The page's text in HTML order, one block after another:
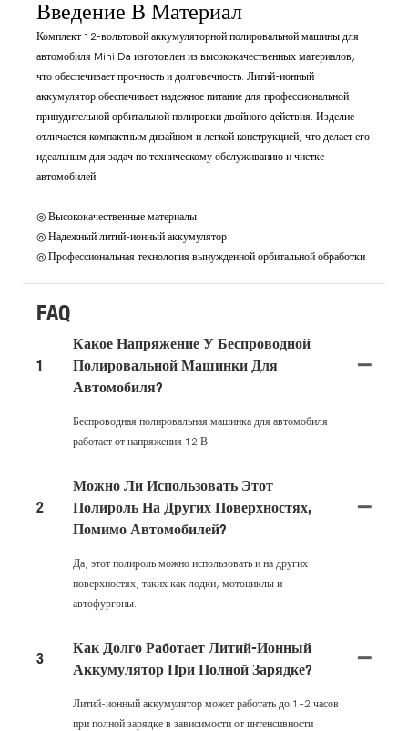
Введение В Материал
Комплект 12-вольтовой аккумуляторной полировальной машины для
автомобиля Mini Da изготовлен из высококачественных материалов,
что обеспечивает прочность и долговечность. Литий-ионный
аккумулятор обеспечивает надежное питание для профессиональной
принудительной орбитальной полировки двойного действия. Изделие
отличается компактным дизайном и легкой конструкцией, что делает его
идеальным для задач по техническому обслуживанию и чистке
автомобилей.
◎ Высококачественные материалы
◎ Надежный литий-ионный аккумулятор
◎ Профессиональная технология вынужденной орбитальной обработки
FAQ
1
Какое Напряжение У Беспроводной
Полировальной Машинки Для
Автомобиля?
Беспроводная полировальная машинка для автомобиля
работает от напряжения 12 В.
2
Можно Ли Использовать Этот
Полироль На Других Поверхностях,
Помимо Автомобилей?
Да, этот полироль можно использовать и на других
поверхностях, таких как лодки, мотоциклы и
автофургоны.
3
Как Долго Работает Литий-Ионный
Аккумулятор При Полной Зарядке?
Литий-ионный аккумулятор может работать до 1–2 часов
при полной зарядке в зависимости от интенсивности